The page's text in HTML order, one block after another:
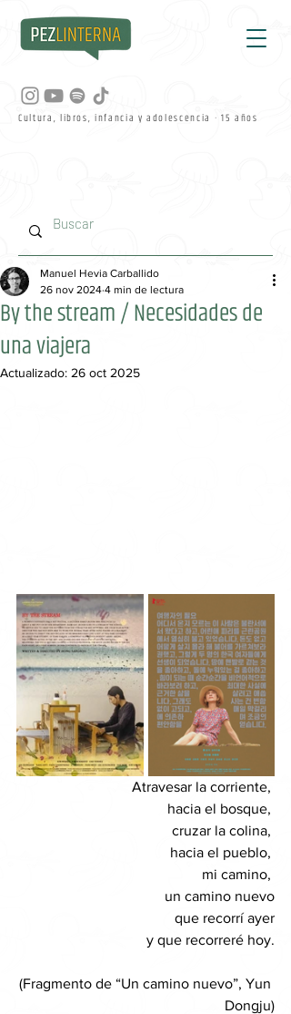
Cultura, libros, infancia y adolescencia · 15 años
By the stream / Necesidades de
una viajera
Manuel Hevia Carballido
26 nov 2024 4 min de lectura
Actualizado: 26 oct 2025
Atravesar la corriente,
hacia el bosque,
cruzar la colina,
hacia el pueblo,
mi camino,
un camino nuevo
que recorrí ayer
y que recorreré hoy.
(Fragmento de “Un camino nuevo”, Yun
Dongju)